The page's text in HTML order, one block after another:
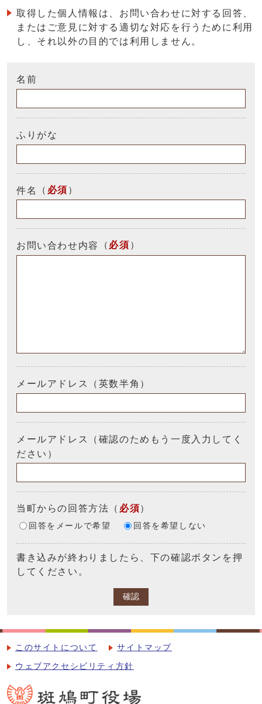
取得した個人情報は、お問い合わせに対する回答、
またはご意見に対する適切な対応を行うために利用
し、それ以外の目的では利用しません。
名前
ふりがな
件名 （ 必須 ）
お問い合わせ内容 （ 必須 ）
メールアドレス（英数半角）
メールアドレス（確認のためもう一度入力してく
ださい）
当町からの回答方法 （ 必須）
回答をメールで希望 回答を希望しない
書き込みが終わりましたら、下の確認ボタンを押
してください。
確認
このサイトについて サイトマップ
ウェブアクセシビリティ方針